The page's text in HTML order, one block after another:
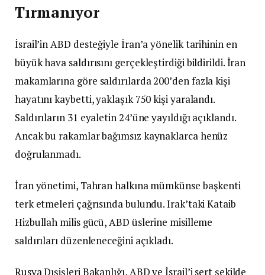
Tırmanıyor
İsrail’in ABD desteğiyle İran’a yönelik tarihinin en
büyük hava saldırısını gerçekleştirdiği bildirildi. İran
makamlarına göre saldırılarda 200’den fazla kişi
hayatını kaybetti, yaklaşık 750 kişi yaralandı.
Saldırıların 31 eyaletin 24’üne yayıldığı açıklandı.
Ancak bu rakamlar bağımsız kaynaklarca henüz
doğrulanmadı.
İran yönetimi, Tahran halkına mümkünse başkenti
terk etmeleri çağrısında bulundu. Irak’taki Kataib
Hizbullah milis gücü, ABD üslerine misilleme
saldırıları düzenleneceğini açıkladı.
Rusya Dışişleri Bakanlığı, ABD ve İsrail’i sert şekilde